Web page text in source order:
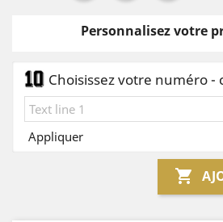
Personnalisez votre
Choisissez votre numéro -
Appliquer
